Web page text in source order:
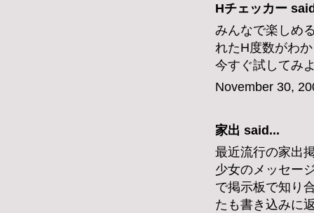
Hチェッカー
みんなで楽しめ
れたH度数がわ
今すぐ試してみ
November 30,
家出 said...
最近流行の家出
少女のメッセー
で掲示板で知り
たも書き込みに